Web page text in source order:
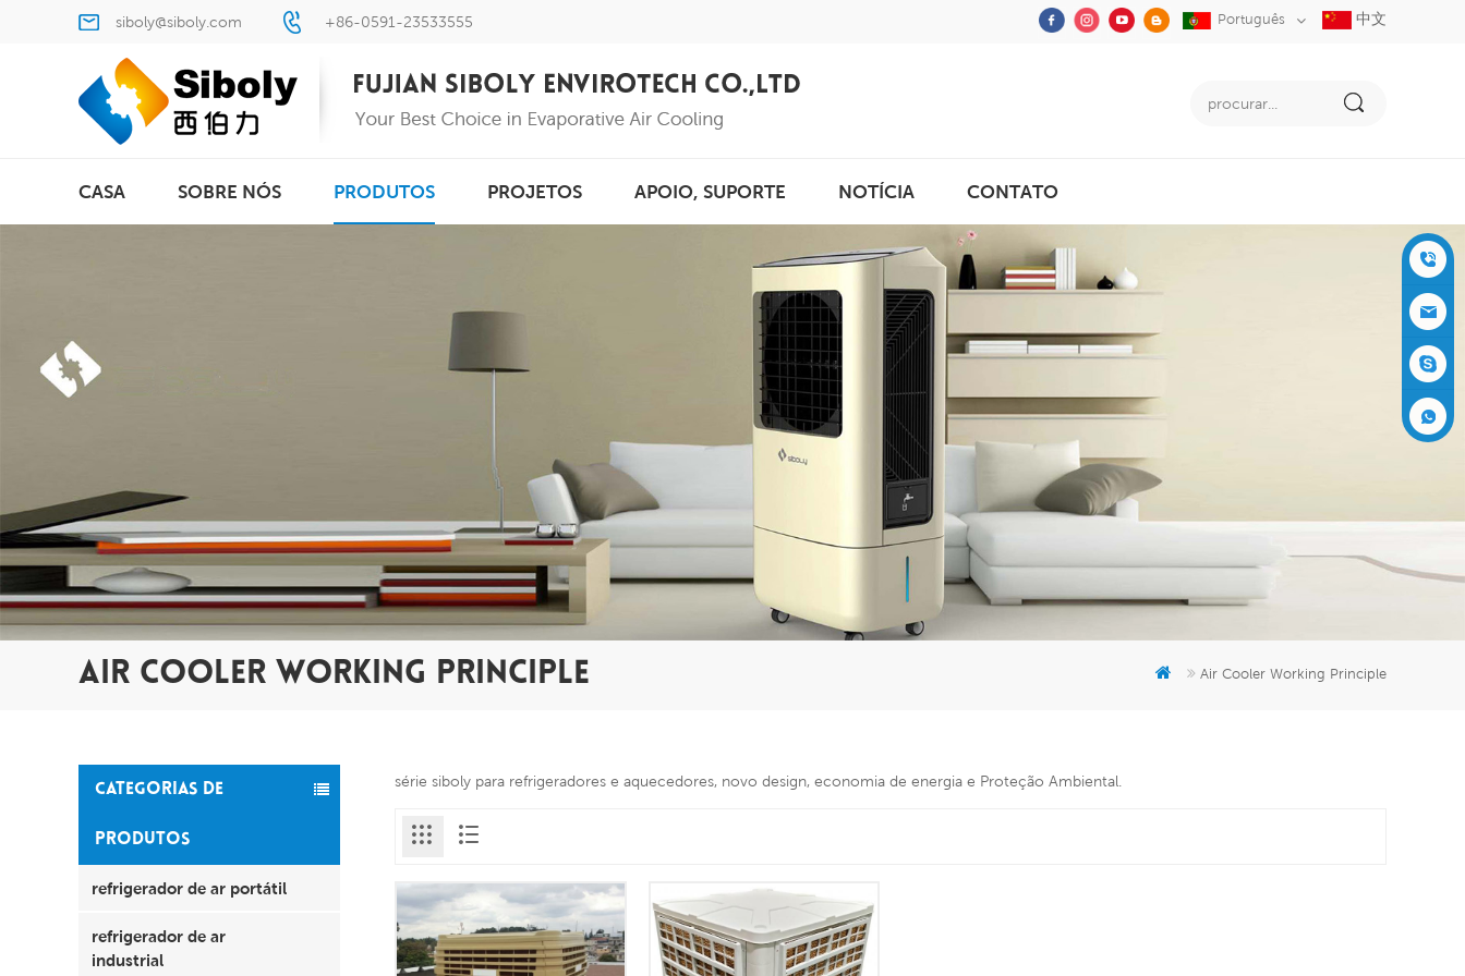
siboly@siboly.com +86-0591-23533555 Português 中文
CASA SOBRE NÓS PRODUTOS PROJETOS APOIO, SUPORTE NOTÍCIA CONTATO
AIR COOLER WORKING PRINCIPLE Air Cooler Working Principle
CATEGORIAS DE
PRODUTOS
refrigerador de ar portátil
refrigerador de ar
industrial
série siboly para refrigeradores e aquecedores, novo design, economia de energia e Proteção Ambiental.
+86-05
91-2353
3555
siboly@s
iboly.co
evaporat
er
5951777